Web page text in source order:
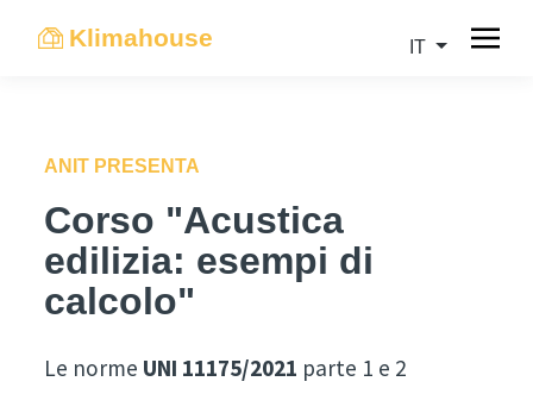
Klimahouse IT
ANIT PRESENTA
Corso "Acustica
edilizia: esempi di
calcolo"
Le norme UNI 11175/2021 parte 1 e 2